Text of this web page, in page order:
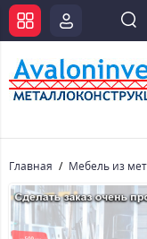
Главная Мебель из